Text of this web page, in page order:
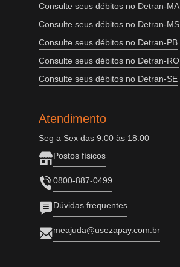
Consulte seus débitos no Detran-MA
Consulte seus débitos no Detran-MS
Consulte seus débitos no Detran-PB
Consulte seus débitos no Detran-RO
Consulte seus débitos no Detran-SE
Atendimento
Seg a Sex das 9:00 às 18:00
Postos físicos
0800-887-0499
Dúvidas frequentes
meajuda@usezapay.com.br